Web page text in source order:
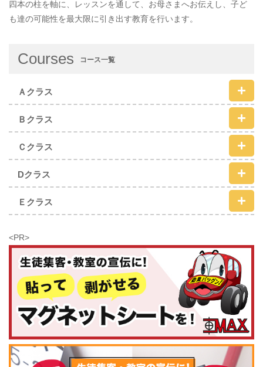
四本の柱を軸に、レッスンを通して、お母さまへお伝えし、子ど
も達の可能性を最大限に引き出す教育を行います。
Courses コース一覧
Ａクラス
Ｂクラス
Ｃクラス
Dクラス
Ｅクラス
<PR>